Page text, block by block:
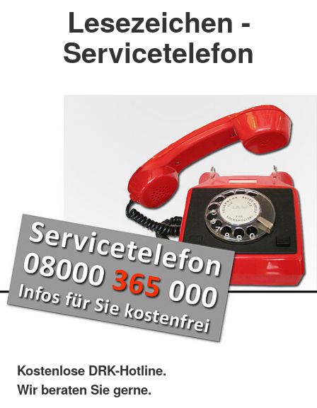
Lesezeichen -
Servicetelefon
Kostenlose DRK-Hotline.
Wir beraten Sie gerne.